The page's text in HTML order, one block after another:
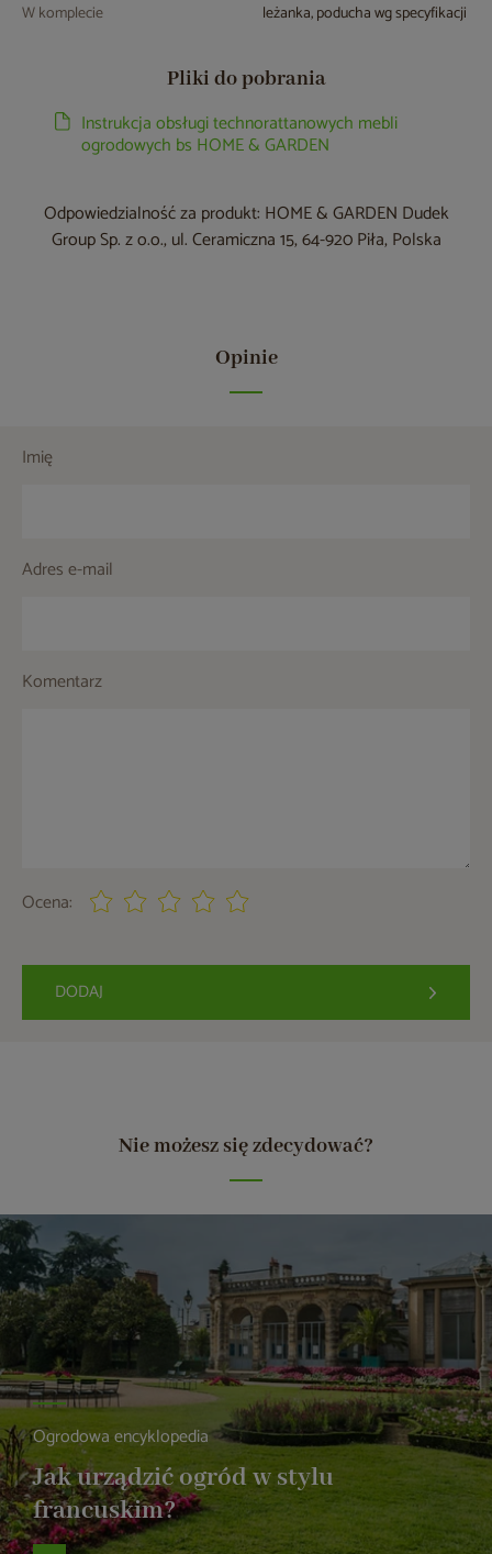
W komplecie leżanka, poducha wg specyfikacji
Pliki do pobrania
Instrukcja obsługi technorattanowych mebli
ogrodowych bs HOME & GARDEN
Odpowiedzialność za produkt: HOME & GARDEN Dudek
Group Sp. z o.o., ul. Ceramiczna 15, 64-920 Piła, Polska
Opinie
Imię
Adres e-mail
Komentarz
Ocena:
DODAJ
Nie możesz się zdecydować?
Ogrodowa encyklopedia
Jak urządzić ogród w stylu
francuskim?